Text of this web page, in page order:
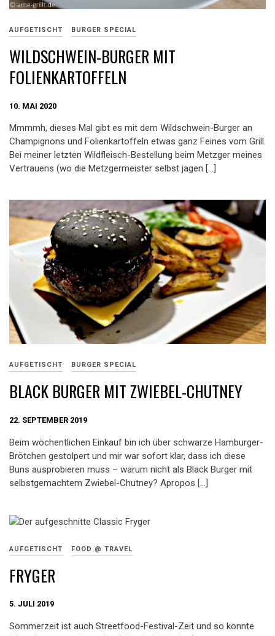
AUFGETISCHT BURGER SPECIAL
WILDSCHWEIN-BURGER MIT
FOLIENKARTOFFELN
10. MAI 2020
Mmmmh, dieses Mal gibt es mit dem Wildschwein-Burger an
Champignons und Folienkartoffeln etwas ganz Feines vom Grill.
Bei meiner letzten Wildfleisch-Bestellung beim Metzger meines
Vertrauens (wo die Metzgermeister selbst jagen […]
AUFGETISCHT BURGER SPECIAL
BLACK BURGER MIT ZWIEBEL-CHUTNEY
22. SEPTEMBER 2019
Beim wöchentlichen Einkauf bin ich über schwarze Hamburger-
Brötchen gestolpert und mir war sofort klar, dass ich diese
Buns ausprobieren muss – warum nicht als Black Burger mit
selbstgemachtem Zwiebel-Chutney? Apropos […]
AUFGETISCHT FOOD @ TRAVEL
FRYGER
5. JULI 2019
Sommerzeit ist auch Streetfood-Festival-Zeit und so konnte